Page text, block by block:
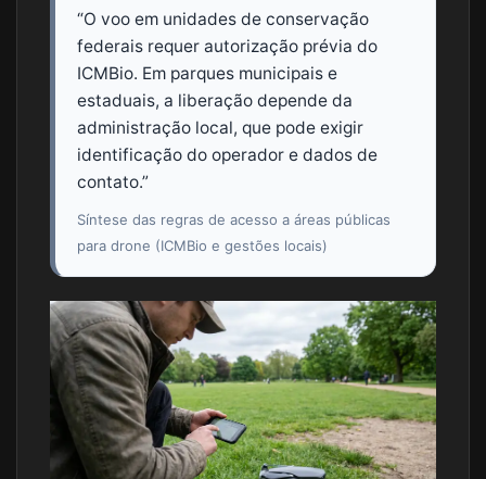
“O voo em unidades de conservação
federais requer autorização prévia do
ICMBio. Em parques municipais e
estaduais, a liberação depende da
administração local, que pode exigir
identificação do operador e dados de
contato.”
Síntese das regras de acesso a áreas públicas
para drone (ICMBio e gestões locais)